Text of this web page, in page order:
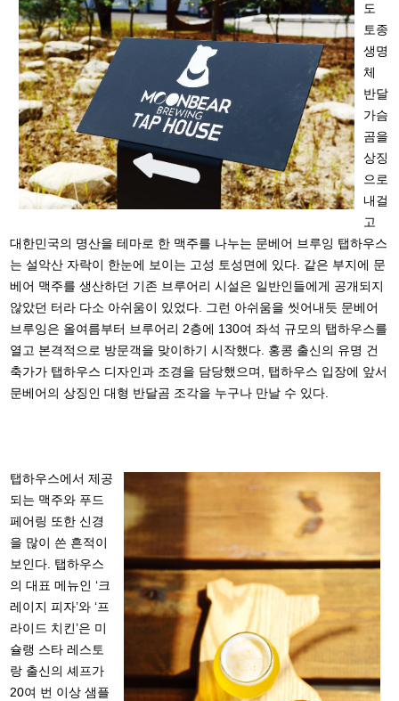
도
토종
생명
체
반달
가슴
곰을
상징
으로
내걸
고
대한민국의 명산을 테마로 한 맥주를 나누는 문베어 브루잉 탭하우스
는 설악산 자락이 한눈에 보이는 고성 토성면에 있다. 같은 부지에 문
베어 맥주를 생산하던 기존 브루어리 시설은 일반인들에게 공개되지
않았던 터라 다소 아쉬움이 있었다. 그런 아쉬움을 씻어내듯 문베어
브루잉은 올여름부터 브루어리 2층에 130여 좌석 규모의 탭하우스를
열고 본격적으로 방문객을 맞이하기 시작했다. 홍콩 출신의 유명 건
축가가 탭하우스 디자인과 조경을 담당했으며, 탭하우스 입장에 앞서
문베어의 상징인 대형 반달곰 조각을 누구나 만날 수 있다.
탭하우스에서 제공
되는 맥주와 푸드
페어링 또한 신경
을 많이 쓴 흔적이
보인다. 탭하우스
의 대표 메뉴인 ‘크
레이지 피자’와 ‘프
라이드 치킨’은 미
슐랭 스타 레스토
랑 출신의 셰프가
20여 번 이상 샘플